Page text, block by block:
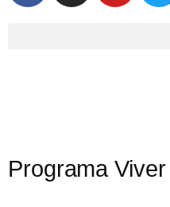
Programa Viver